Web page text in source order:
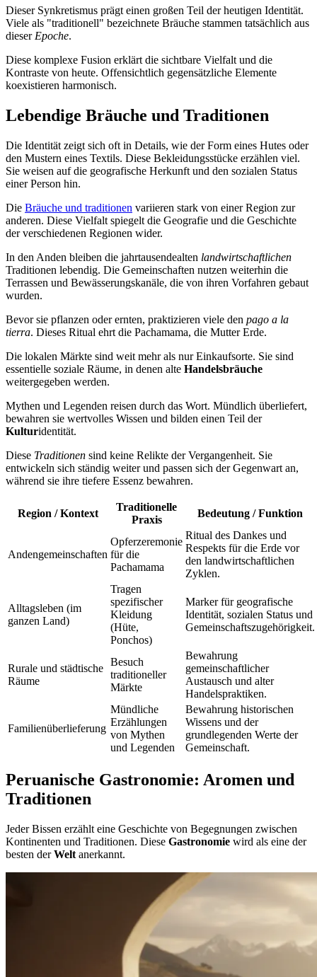
Dieser Synkretismus prägt einen großen Teil der heutigen Identität.
Viele als "traditionell" bezeichnete Bräuche stammen tatsächlich aus
dieser Epoche.
Diese komplexe Fusion erklärt die sichtbare Vielfalt und die
Kontraste von heute. Offensichtlich gegensätzliche Elemente
koexistieren harmonisch.
Lebendige Bräuche und Traditionen
Die Identität zeigt sich oft in Details, wie der Form eines Hutes oder
den Mustern eines Textils. Diese Bekleidungsstücke erzählen viel.
Sie weisen auf die geografische Herkunft und den sozialen Status
einer Person hin.
Die Bräuche und traditionen variieren stark von einer Region zur
anderen. Diese Vielfalt spiegelt die Geografie und die Geschichte
der verschiedenen Regionen wider.
In den Anden bleiben die jahrtausendealten landwirtschaftlichen
Traditionen lebendig. Die Gemeinschaften nutzen weiterhin die
Terrassen und Bewässerungskanäle, die von ihren Vorfahren gebaut
wurden.
Bevor sie pflanzen oder ernten, praktizieren viele den pago a la
tierra. Dieses Ritual ehrt die Pachamama, die Mutter Erde.
Die lokalen Märkte sind weit mehr als nur Einkaufsorte. Sie sind
essentielle soziale Räume, in denen alte Handelsbräuche
weitergegeben werden.
Mythen und Legenden reisen durch das Wort. Mündlich überliefert,
bewahren sie wertvolles Wissen und bilden einen Teil der
Kulturidentität.
Diese Traditionen sind keine Relikte der Vergangenheit. Sie
entwickeln sich ständig weiter und passen sich der Gegenwart an,
während sie ihre tiefere Essenz bewahren.
Region / Kontext
Traditionelle
Praxis
Bedeutung / Funktion
Andengemeinschaften
Opferzeremonie
für die
Pachamama
Ritual des Dankes und
Respekts für die Erde vor
den landwirtschaftlichen
Zyklen.
Alltagsleben (im
ganzen Land)
Tragen
spezifischer
Kleidung
(Hüte,
Ponchos)
Marker für geografische
Identität, sozialen Status und
Gemeinschaftszugehörigkeit.
Rurale und städtische
Räume
Besuch
traditioneller
Märkte
Bewahrung
gemeinschaftlicher
Austausch und alter
Handelspraktiken.
Familienüberlieferung
Mündliche
Erzählungen
von Mythen
und Legenden
Bewahrung historischen
Wissens und der
grundlegenden Werte der
Gemeinschaft.
Peruanische Gastronomie: Aromen und
Traditionen
Jeder Bissen erzählt eine Geschichte von Begegnungen zwischen
Kontinenten und Traditionen. Diese Gastronomie wird als eine der
besten derWelt anerkannt.